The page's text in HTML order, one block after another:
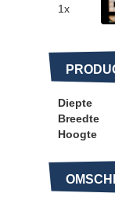
1x
Diepte
Breedte
Hoogte